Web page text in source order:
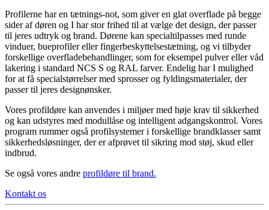
Profilerne har en tætnings-not, som giver en glat overflade på begge
sider af døren og I har stor frihed til at vælge det design, der passer
til jeres udtryk og brand. Dørene kan specialtilpasses med runde
vinduer, bueprofiler eller fingerbeskyttelsestætning, og vi tilbyder
forskellige overfladebehandlinger, som for eksempel pulver­ eller våd
lakering i standard NCS S­ og RAL farver. Endelig har I mulighed
for at få specialstørrelser med sprosser og fyldingsmaterialer, der
passer til jeres designønsker.
Vores profildøre kan anvendes i miljøer med høje krav til sikkerhed
og kan udstyres med modullåse og intelligent adgangskontrol. Vores
program rummer også profilsystemer i forskellige brandklasser samt
sikkerhedsløsninger, der er afprøvet til sikring mod støj, skud eller
indbrud.
Se også vores andre profildøre til brand.
Kontakt os